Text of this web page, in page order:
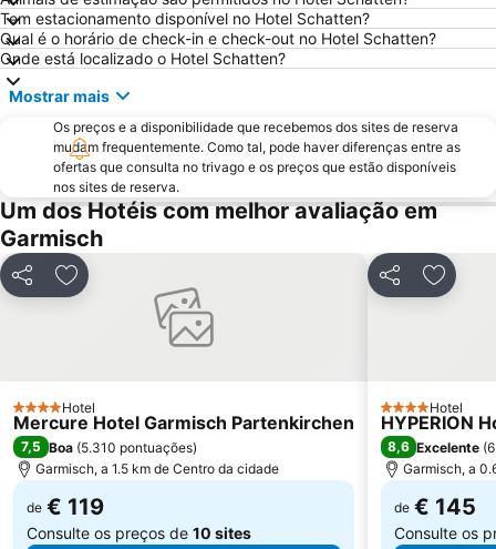
Tem estacionamento disponível no Hotel Schatten?
Qual é o horário de check-in e check-out no Hotel Schatten?
Onde está localizado o Hotel Schatten?
Mostrar mais
Os preços e a disponibilidade que recebemos dos sites de reserva
mudam frequentemente. Como tal, pode haver diferenças entre as
ofertas que consulta no trivago e os preços que estão disponíveis
nos sites de reserva.
Um dos Hotéis com melhor avaliação em
Garmisch
PartilharAdicionar aos favoritos
4 Estrelas
Hotel
Mercure Hotel Garmisch Partenkirchen
7,5 Boa (5.310 pontuações)
Garmisch, a 1.5 km de Centro da cidade
de € 119
Consulte os preços de 10 sites
Partilhar
4 Estrelas
Hotel
HYPERION
8,6 Excelente (
Garmisch, a
de € 145
Consulte os